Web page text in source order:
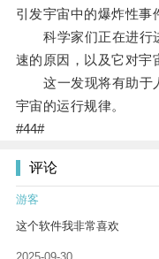
引发宇宙中的爆炸性事
科学家们正在进行
速的原因，以及它对宇
这一发现将有助于人
宇宙的运行规律。
#44#
评论
游客
这个软件我非常喜欢